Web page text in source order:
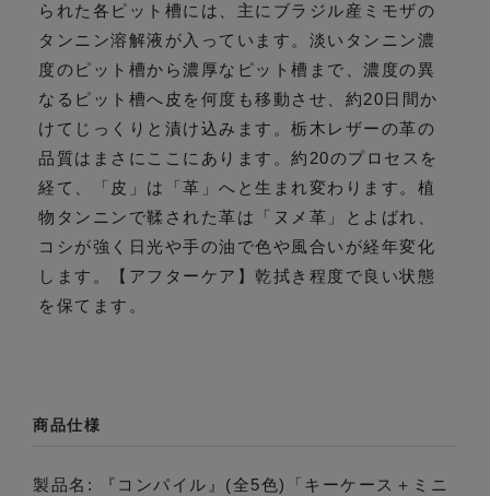
られた各ピット槽には、主にブラジル産ミモザの
タンニン溶解液が入っています。淡いタンニン濃
度のピット槽から濃厚なピット槽まで、濃度の異
なるピット槽へ皮を何度も移動させ、約20日間か
けてじっくりと漬け込みます。栃木レザーの革の
品質はまさにここにあります。約20のプロセスを
経て、「皮」は「革」へと生まれ変わります。植
物タンニンで鞣された革は「ヌメ革」とよばれ、
コシが強く日光や手の油で色や風合いが経年変化
します。【アフターケア】乾拭き程度で良い状態
を保てます。
商品仕様
製品名: 『コンパイル』(全5色)「キーケース＋ミニ